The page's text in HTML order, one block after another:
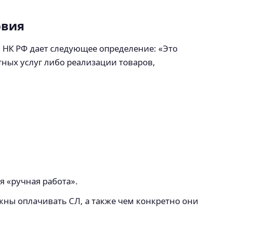
НК РФ дает следующее определение: «Это
услуг либо реализации товаров,
«ручная работа».
оплачивать СЛ, а также чем конкретно они